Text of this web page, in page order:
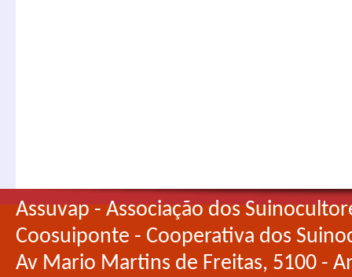
Assuvap - Associação dos
Coosuiponte - Cooperativa dos
Av Mario Martins de Freitas, 5100 -